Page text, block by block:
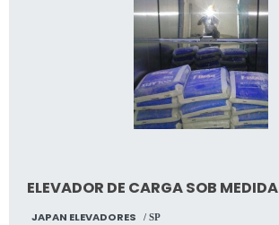
ELEVADOR DE CARGA SOB MEDIDA
JAPAN ELEVADORES / SP